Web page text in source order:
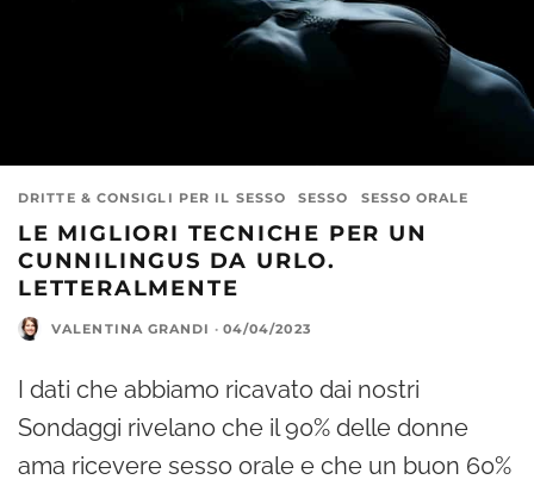
DRITTE & CONSIGLI PER IL SESSO SESSO SESSO ORALE
LE MIGLIORI TECNICHE PER UN
CUNNILINGUS DA URLO.
LETTERALMENTE
VALENTINA GRANDI · 04/04/2023
I dati che abbiamo ricavato dai nostri
Sondaggi rivelano che il 90% delle donne
ama ricevere sesso orale e che un buon 60%